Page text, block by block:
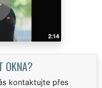
OKNA?
kontaktujte přes